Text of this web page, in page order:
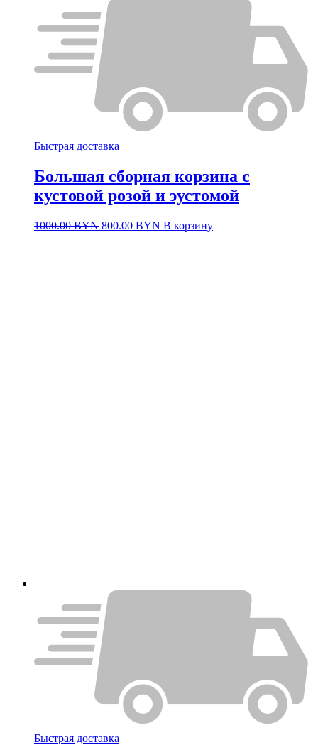
Быстрая доставка
Большая сборная корзина с
кустовой розой и эустомой
1000.00BYN Первоначальная
800.00 BYN Текущая
В корзину
Быстрая доставка